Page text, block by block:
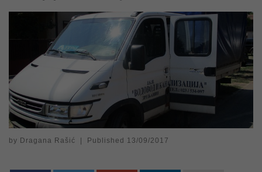
by Dragana Rašić Published 13/09/2017